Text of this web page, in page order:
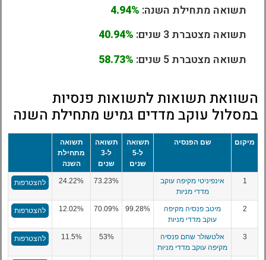
תשואה מתחילת השנה: 4.94%
תשואה מצטברת 3 שנים:
40.94%
תשואה מצטברת 5 שנים:
58.73%
השוואת תשואות לתשואות פנסיות
במסלול עוקב מדדים גמיש מתחילת השנה
מיקום שם הפנסיה
תשואה
ל-5
שנים
תשואה
ל-3
שנים
תשואה
מתחילת
השנה
1
אינפיניטי מקיפה עוקב
מדדי מניות
73.23%
24.22% להצטרפות
2
מיטב פנסיה מקיפה
עוקב מדדי מניות
99.28%
70.09%
12.02% להצטרפות
3
אלטשולר שחם פנסיה
מקיפה עוקב מדדי מניות
53%
11.5% להצטרפות